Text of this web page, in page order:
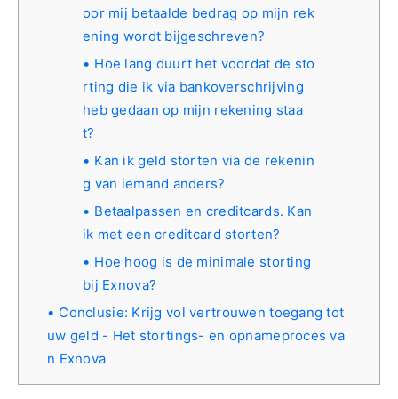
oor mij betaalde bedrag op mijn rek
ening wordt bijgeschreven?
Hoe lang duurt het voordat de sto
rting die ik via bankoverschrijving
heb gedaan op mijn rekening staa
t?
Kan ik geld storten via de rekenin
g van iemand anders?
Betaalpassen en creditcards. Kan
ik met een creditcard storten?
Hoe hoog is de minimale storting
bij Exnova?
Conclusie: Krijg vol vertrouwen toegang tot
uw geld - Het stortings- en opnameproces va
n Exnova